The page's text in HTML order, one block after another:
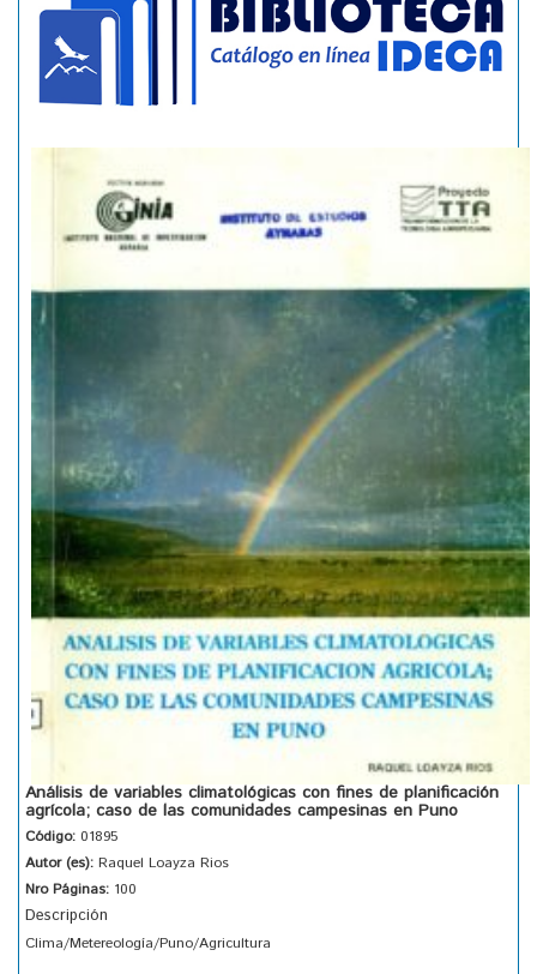
Análisis de variables climatológicas con fines de planificación
agrícola; caso de las comunidades campesinas en Puno
Código: 01895
Autor (es): Raquel Loayza Rios
Nro Páginas: 100
Descripción
Clima/Metereología/Puno/Agricultura